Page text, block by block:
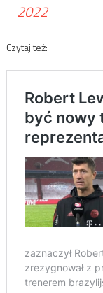
2022
Czytaj też: